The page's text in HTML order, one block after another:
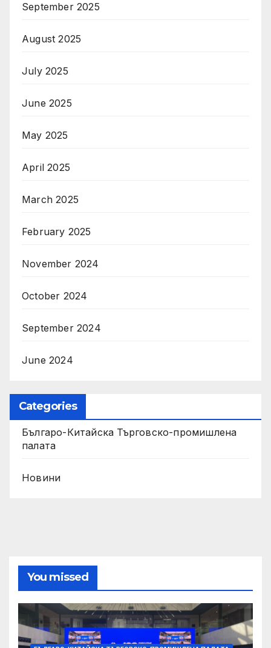
September 2025
August 2025
July 2025
June 2025
May 2025
April 2025
March 2025
February 2025
November 2024
October 2024
September 2024
June 2024
Categories
Българо-Китайска Търговско-промишлена
палaта
Новини
You missed